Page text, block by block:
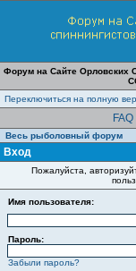
Форум на Сайте Орловских
Переключиться на полную
FAQ
Весь рыболовный форум
Вход
Пожалуйста,
Имя пользователя:
Пароль:
Забыли пароль?